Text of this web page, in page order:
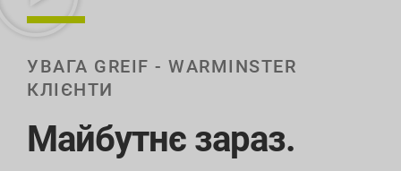
УВАГА GREIF - WARMINSTER
КЛІЄНТИ
Майбутнє зараз.